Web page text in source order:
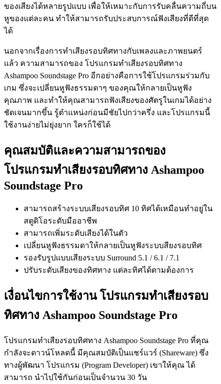
ของเสียงได้หลายรูปแบบ เพื่อให้เหมาะกับการรับคลื่นความถี่บน
หูของแต่ละคน ทำให้สามารถรับประสบการณ์ฟังเสียงที่ดีที่สุด
ได้
นอกจากเรื่องการทำเสียงรอบทิศทางกับเพลงและภาพยนตร์
แล้ว ความสามารถของ โปรแกรมทำเสียงรอบทิศทาง
Ashampoo Soundstage Pro อีกอย่างคือการใช้โปรแกรมร่วมกับ
เกม ซึ่งจะเปลี่ยนหูฟังธรรมดาๆ ของคุณให้กลายเป็นหูฟัง
คุณภาพ และทำให้คุณสามารถฟังเสียงของศัตรูในเกมได้อย่าง
ชัดเจนมากขึ้น รู้ตำแหน่งก่อนมีชัยไปกว่าครึ่ง และโปรแกรมนี้
ใช้งานง่ายไม่ยุ่งยาก ใครก็ใช้ได้
คุณสมบัติและความสามารถของ
โปรแกรมทำเสียงรอบทิศทาง Ashampoo
Soundstage Pro
สามารถสร้างระบบเสียงรอบทิศ 10 ทิศได้เหมือนทำอยู่ใน
สตูดิโอระดับมืออาชีพ
สามารถเพิ่มระดับเสียงได้ในตัว
เปลี่ยนหูฟังธรรมดาให้กลายเป็นหูฟังระบบสียงรอบทิศ
รองรับรูปแบบเสียงระบบ Surround 5.1 / 6.1 / 7.1
ปรับระดับเสียงของทิศทาง แต่ละทิศได้ตามต้องการ
เงื่อนไขการใช้งาน โปรแกรมทำเสียงรอบ
ทิศทาง Ashampoo Soundstage Pro
โปรแกรมทำเสียงรอบทิศทาง Ashampoo Soundstage Pro ที่คุณ
กำลังจะดาวน์โหลดนี้ มีคุณสมบัติเป็นแชร์แวร์ (Shareware) ซึ่ง
ทางผู้พัฒนา โปรแกรม (Program Developer) เขาให้คุณ ได้
สามารถ นำไปใช้กันก่อนเป็นจำนวน 30 วัน